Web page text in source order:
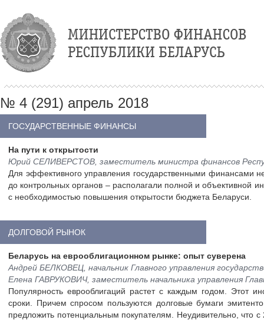
№ 4 (291) апрель 2018
ГОСУДАРСТВЕННЫЕ ФИНАНСЫ
На пути к открытости
Юрий СЕЛИВЕРСТОВ, заместитель министра финансов
Для эффективного управления государственными финансами
до контрольных органов – располагали полной и объективной
с необходимостью повышения открытости бюджета Беларуси.
ДОЛГОВОЙ РЫНОК
Беларусь на еврооблигационном рынке: опыт суверена
Андрей БЕЛКОВЕЦ, начальник Главного управления
Елена ГАВРУКОВИЧ, заместитель начальника управления
Популярность еврооблигаций растет с каждым годом. Этот
сроки. Причем спросом пользуются долговые бумаги
предложить потенциальным покупателям. Неудивительно, что